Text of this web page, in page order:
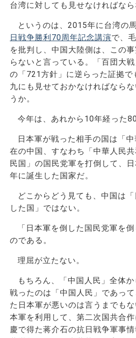
台湾に対しても見せなければなら
というのは、2015年に台湾の
日戦争勝利70周年記念講演で、
を批判し、中国大陸側は、この
らないと言っている。「百団大
の「721方針」に逆らった証拠で
九にも見せておかなければなら
うか。
今年は、あれから10年経った
日本軍が戦った相手の国は「
在の中国、すなわち「中華人民
民国」の国民党軍を打倒して、
年に誕生した国家だ。
どこからどう見ても、中国は
した国」ではない。
「日本軍を倒した国民党軍を
のである。
理屈が立たない。
もちろん、「中国人民」全体
戦ったのは「中国人民」であっ
た日本軍が悪いのは言うまでも
本軍を利用して、第二次国共合
慶で得た蒋介石の抗日戦争軍事情